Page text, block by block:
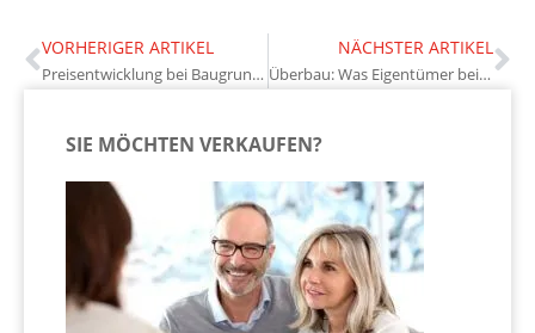
VORHERIGER ARTIKEL
Preisentwicklung bei Baugrundstücken: Lohnt sich der Kauf noch?
NÄCHSTER ARTIKEL
Überbau: Was Eigentümer bei Grenzüberschreitungen tun können
SIE MÖCHTEN VERKAUFEN?